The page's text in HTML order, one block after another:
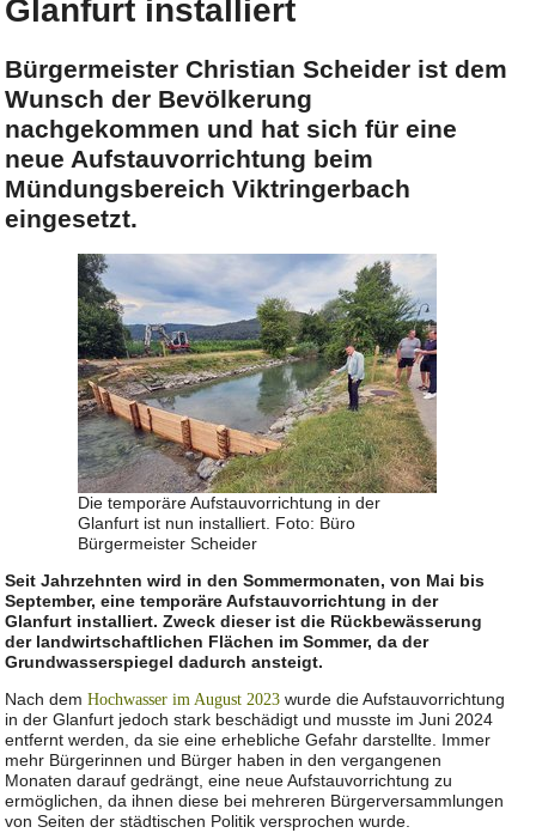
Glanfurt installiert
Bürgermeister Christian Scheider ist dem
Wunsch der Bevölkerung
nachgekommen und hat sich für eine
neue Aufstauvorrichtung beim
Mündungsbereich Viktringerbach
eingesetzt.
Die temporäre Aufstauvorrichtung in der
Glanfurt ist nun installiert. Foto: Büro
Bürgermeister Scheider
Seit Jahrzehnten wird in den Sommermonaten, von Mai bis
September, eine temporäre Aufstauvorrichtung in der
Glanfurt installiert. Zweck dieser ist die Rückbewässerung
der landwirtschaftlichen Flächen im Sommer, da der
Grundwasserspiegel dadurch ansteigt.
Nach demHochwasser im August 2023 wurde die Aufstauvorrichtung
in der Glanfurt jedoch stark beschädigt und musste im Juni 2024
entfernt werden, da sie eine erhebliche Gefahr darstellte. Immer
mehr Bürgerinnen und Bürger haben in den vergangenen
Monaten darauf gedrängt, eine neue Aufstauvorrichtung zu
ermöglichen, da ihnen diese bei mehreren Bürgerversammlungen
von Seiten der städtischen Politik versprochen wurde.